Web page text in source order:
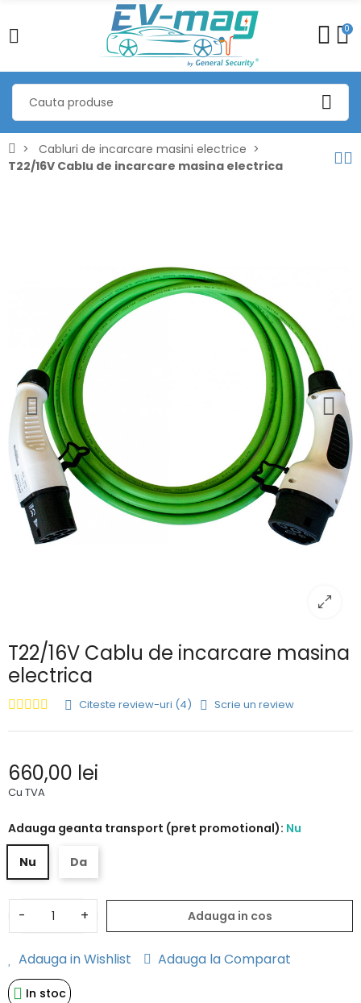
0
Cabluri de incarcare masini electrice
T22/16V Cablu de incarcare masina electrica
T22/16V Cablu de incarcare masina
electrica
Citeste review-uri (4) Scrie un review
660,00 lei
Cu TVA
Adauga geanta transport (pret promotional): Nu
Nu Da
- + Adauga in cos
Adauga in Wishlist Adauga la Comparat
In stoc